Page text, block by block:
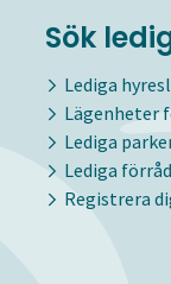
Sök
Lediga
Lägenheter
Lediga
Lediga förråd
Registrera